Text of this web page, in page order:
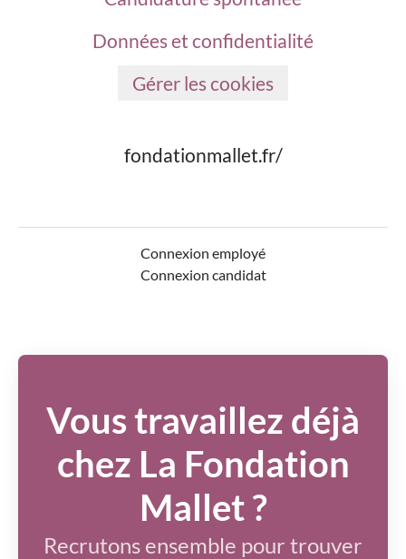
Données et confidentialité
Gérer les cookies
fondationmallet.fr/
Connexion employé
Connexion candidat
Vous travaillez déjà
chez La Fondation
Mallet ?
Recrutons ensemble pour trouver